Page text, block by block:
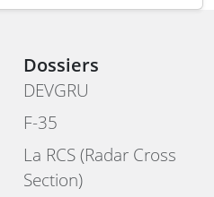
Dossiers
DEVGRU
F-35
La RCS (Radar Cross
Section)